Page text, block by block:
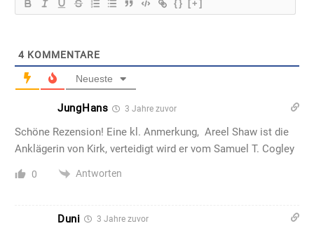
{} [+]
4 KOMMENTARE
Neueste
JungHans 3 Jahre zuvor
Schöne Rezension! Eine kl. Anmerkung, Areel Shaw ist die
Anklägerin von Kirk, verteidigt wird er vom Samuel T. Cogley
0 Antworten
Duni 3 Jahre zuvor